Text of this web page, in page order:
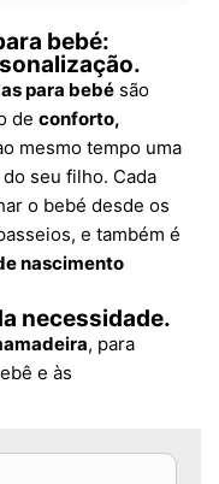
bebé:
para bebé são
de conforto,
mesmo tempo uma
seu filho. Cada
o bebé desde os
e também é
nascimento
necessidade.
, para
e às